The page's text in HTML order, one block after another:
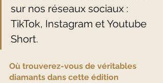
sur nos réseaux sociaux :
TikTok, Instagram et Youtube
Short.
Où trouverez-vous de véritables
diamants dans cette édition